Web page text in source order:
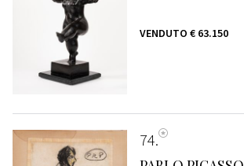
VENDUTO € 63.150
74